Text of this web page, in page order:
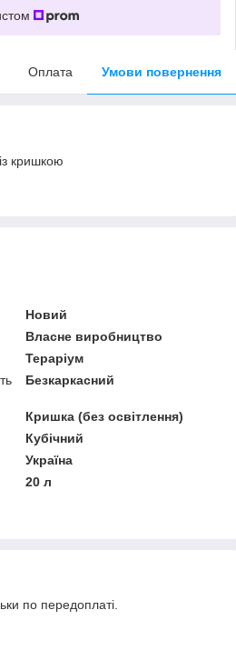
Оплата Умови повернення
із кришкою
Новий
Власне виробництво
Тераріум
Безкаркасний
Кришка (без освітлення)
Кубічний
Україна
20 л
по передоплаті.